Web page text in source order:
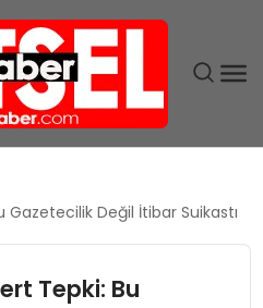
Gazetecilik Değil İtibar Suikastı
Tepki: Bu